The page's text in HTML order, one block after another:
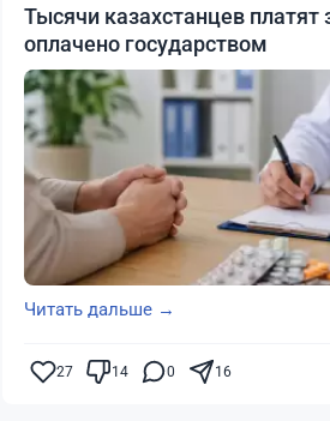
Тысячи казахстанцев платят
оплачено государством
Читать дальше →
27 14 0 16